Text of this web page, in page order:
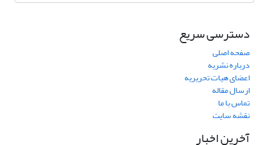
دسترسی سریع
صفحه اصلی
درباره نشریه
اعضای هیات تحریریه
ارسال مقاله
تماس با ما
نقشه سایت
آخرین اخبار